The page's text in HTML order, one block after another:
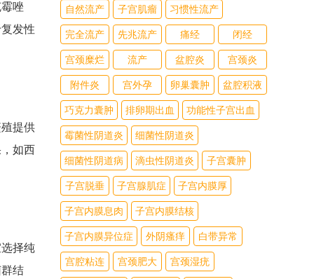
唑
发性
提供
如西
择纯
结
自然流产 子宫肌瘤 习惯性流产
完全流产 先兆流产 痛经 闭经
宫颈糜烂 流产 盆腔炎 宫颈炎
附件炎 宫外孕 卵巢囊肿 盆腔积液
巧克力囊肿 排卵期出血 功能性子宫出血
霉菌性阴道炎 细菌性阴道炎
细菌性阴道病 滴虫性阴道炎 子宫囊肿
子宫脱垂 子宫腺肌症 子宫内膜厚
子宫内膜息肉 子宫内膜结核
子宫内膜异位症 外阴瘙痒 白带异常
宫腔粘连 宫颈肥大 宫颈湿疣